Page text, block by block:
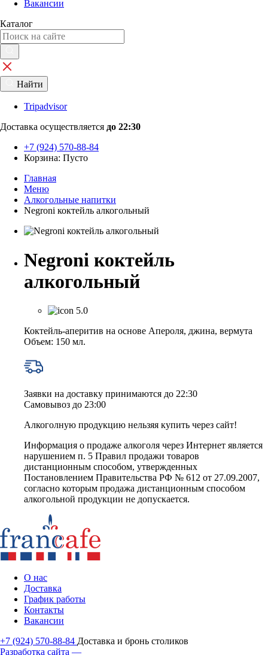
Вакансии
Каталог
Найти
Tripadvisor
Доставка осуществляется до 22:30
+7 (924) 570-88-84
Корзина: Пусто
Главная
Меню
Алкогольные напитки
Negroni коктейль алкогольный
Negroni коктейль
алкогольный
5.0
Коктейль‑аперитив на основе Апероля, джина, вермута
Объем: 150 мл.
Заявки на доставку принимаются до 22:30
Самовывоз до 23:00
Алкоголную продукцию нельзяя купить через сайт!
Информация о продаже алкоголя через Интернет является
нарушением п. 5 Правил продажи товаров
дистанционным способом, утвержденных
Постановлением Правительства РФ № 612 от 27.09.2007,
согласно которым продажа дистанционным способом
алкогольной продукции не допускается.
О нас
Доставка
График работы
Контакты
Вакансии
+7 (924) 570-88-84 Доставка и бронь столиков
Разработка сайта —